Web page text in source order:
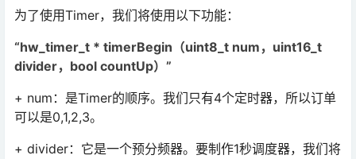
为了使用Timer，我们将使用以下功能：
“hw_timer_t * timerBegin（uint8_t num，uint16_t
divider，bool countUp）”
+ num：是Timer的顺序。我们只有4个定时器，所以订单
可以是0,1,2,3。
+ divider：它是一个预分频器。要制作1秒调度器，我们将